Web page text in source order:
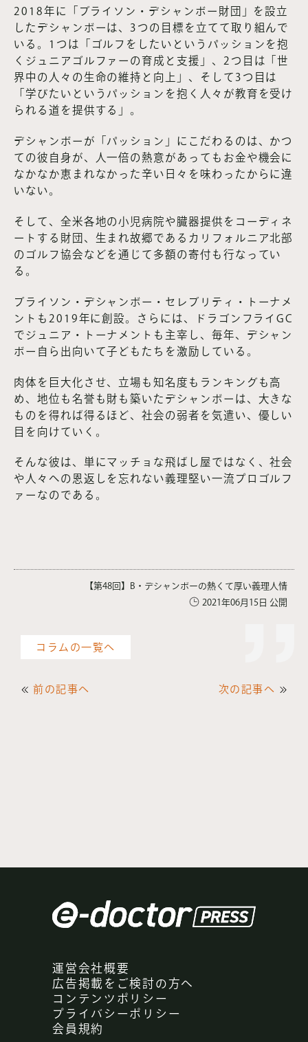
2018年に「ブライソン・デシャンボー財団」を設立
したデシャンボーは、3つの目標を立てて取り組んで
いる。1つは「ゴルフをしたいというパッションを抱
くジュニアゴルファーの育成と支援」、2つ目は「世
界中の人々の生命の維持と向上」、そして3つ目は
「学びたいというパッションを抱く人々が教育を受け
られる道を提供する」。
デシャンボーが「パッション」にこだわるのは、かつ
ての彼自身が、人一倍の熱意があってもお金や機会に
なかなか恵まれなかった辛い日々を味わったからに違
いない。
そして、全米各地の小児病院や臓器提供をコーディネ
ートする財団、生まれ故郷であるカリフォルニア北部
のゴルフ協会などを通じて多額の寄付も行なってい
る。
ブライソン・デシャンボー・セレブリティ・トーナメ
ントも2019年に創設。さらには、ドラゴンフライGC
でジュニア・トーナメントも主宰し、毎年、デシャン
ボー自ら出向いて子どもたちを激励している。
肉体を巨大化させ、立場も知名度もランキングも高
め、地位も名誉も財も築いたデシャンボーは、大きな
ものを得れば得るほど、社会の弱者を気遣い、優しい
目を向けていく。
そんな彼は、単にマッチョな飛ばし屋ではなく、社会
や人々への恩返しを忘れない義理堅い一流プロゴルフ
ァーなのである。
【第48回】B・デシャンボーの熱くて厚い義理人情
2021年06月15日 公開
前の記事へ
コラムの一覧へ
次の記事へ
運営会社概要
広告掲載をご検討の方へ
コンテンツポリシー
プライバシーポリシー
会員規約